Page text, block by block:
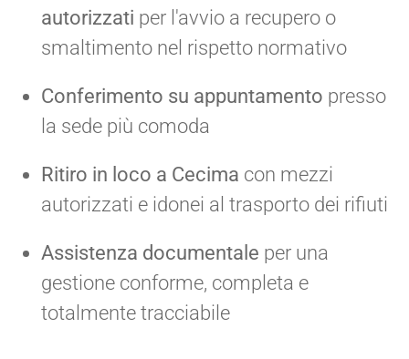
autorizzati per l'avvio a recupero o
smaltimento nel rispetto normativo
Conferimento su appuntamento presso
la sede più comoda
Ritiro in loco a Cecima con mezzi
autorizzati e idonei al trasporto dei rifiuti
Assistenza documentale per una
gestione conforme, completa e
totalmente tracciabile